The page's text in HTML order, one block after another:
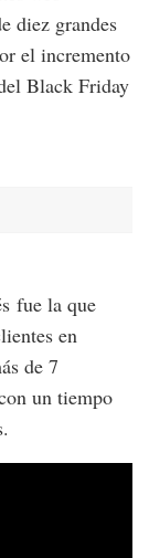
diez grandes
el incremento
Black Friday
fue la que
en
de 7
un tiempo